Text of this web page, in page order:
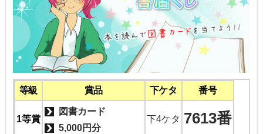
等級 賞品 下ケタ 番号
1等賞
図書カード
5,000円分
下4ケタ 7613番